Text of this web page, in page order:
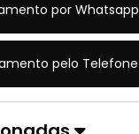
por Whatsapp
pelo Telefone